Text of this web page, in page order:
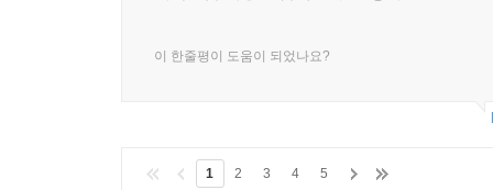
이 한줄평이 도움이 되었나요?
1 2 3 4 5